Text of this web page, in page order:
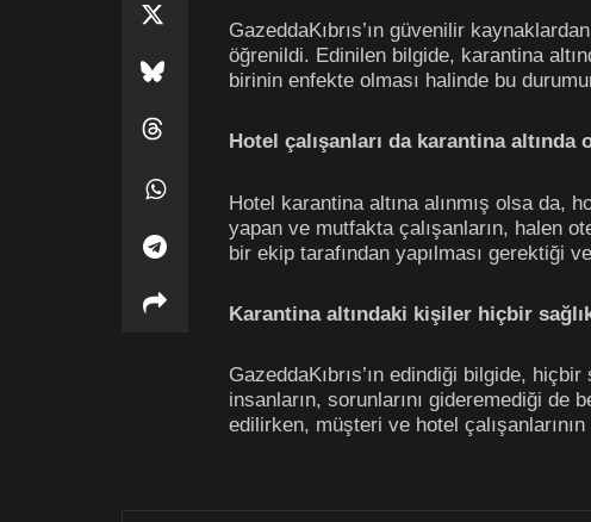
GazeddaKıbrıs’ın güvenilir
öğrenildi. Edinilen bilgide, karantina
birinin enfekte olması halinde bu
Hotel çalışanları da karantina altında
Hotel karantina altına alınmış olsa da,
yapan ve mutfakta çalışanların, halen
bir ekip tarafından yapılması gerektiği
Karantina altındaki kişiler hiçbir
GazeddaKıbrıs’ın edindiği bilgide,
insanların, sorunlarını gideremediği de
edilirken, müşteri ve hotel